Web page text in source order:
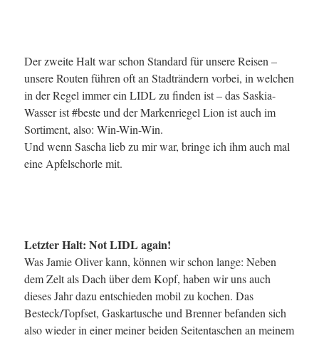
Der zweite Halt war schon Standard für unsere Reisen –
unsere Routen führen oft an Stadträndern vorbei, in welchen
in der Regel immer ein LIDL zu finden ist – das Saskia-
Wasser ist #beste und der Markenriegel Lion ist auch im
Sortiment, also: Win-Win-Win.
Und wenn Sascha lieb zu mir war, bringe ich ihm auch mal
eine Apfelschorle mit.
Letzter Halt: Not LIDL again!
Was Jamie Oliver kann, können wir schon lange: Neben
dem Zelt als Dach über dem Kopf, haben wir uns auch
dieses Jahr dazu entschieden mobil zu kochen. Das
Besteck/Topfset, Gaskartusche und Brenner befanden sich
also wieder in einer meiner beiden Seitentaschen an meinem